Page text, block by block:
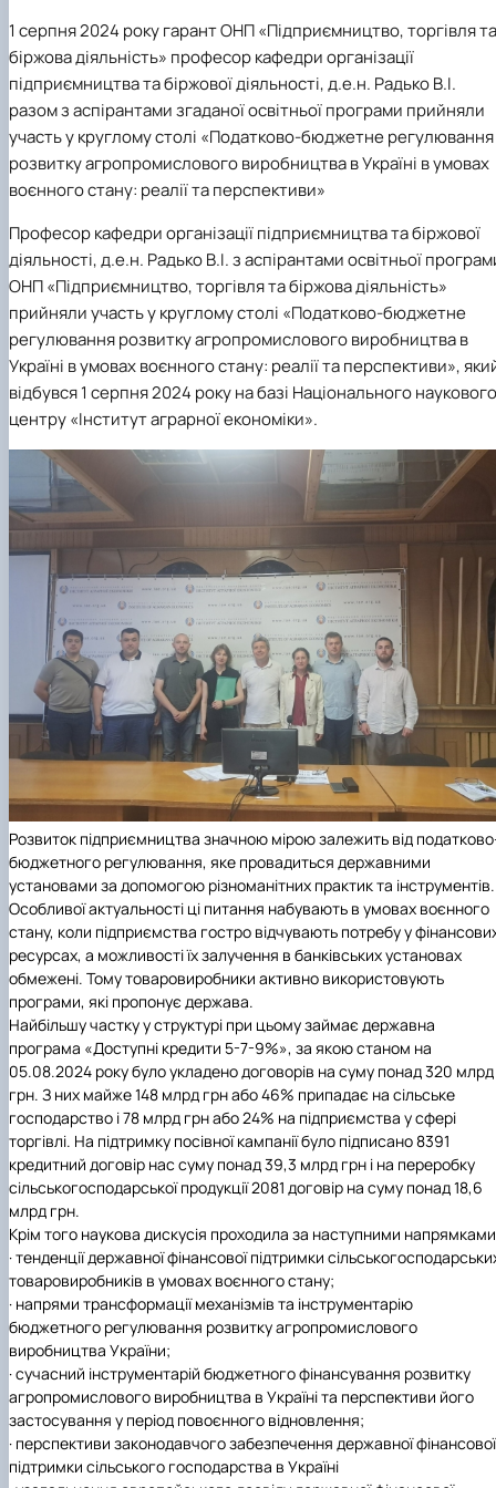
1 серпня 2024 року гарант ОНП «Підприємництво, торгівля та
біржова діяльність» професор кафедри організації
підприємництва та біржової діяльності, д.е.н. Радько В.І.
разом з аспірантами згаданої освітньої програми прийняли
участь у круглому столі «Податково-бюджетне регулювання
розвитку агропромислового виробництва в Україні в умовах
воєнного стану: реалії та перспективи»
Професор кафедри організації підприємництва та біржової
діяльності, д.е.н. Радько В.І. з аспірантами освітньої
ОНП «Підприємництво, торгівля та біржова діяльність»
прийняли участь у круглому столі «Податково-бюджетне
регулювання розвитку агропромислового виробництва в
Україні в умовах воєнного стану: реалії та перспективи»,
відбувся 1 серпня 2024 року на базі Національного наукового
центру «Інститут аграрної економіки».
Розвиток підприємництва значною мірою залежить від
бюджетного регулювання, яке провадиться державними
установами за допомогою різноманітних практик та інструментів.
Особливої актуальності ці питання набувають в умовах воєнного
стану, коли підприємства гостро відчувають потребу у
ресурсах, а можливості їх залучення в банківських установах
обмежені. Тому товаровиробники активно використовують
програми, які пропонує держава.
Найбільшу частку у структурі при цьому займає державна
програма «Доступні кредити 5-7-9%», за якою станом на
05.08.2024 року було укладено договорів на суму понад 320 млрд
грн. З них майже 148 млрд грн або 46% припадає на сільське
господарство і 78 млрд грн або 24% на підприємства у сфері
торгівлі. На підтримку посівної кампанії було підписано 8391
кредитний договір нас суму понад 39,3 млрд грн і на переробку
сільськогосподарської продукції 2081 договір на суму понад 18,6
млрд грн.
Крім того наукова дискусія проходила за наступними
·тенденції державної фінансової підтримки
товаровиробників в умовах воєнного стану;
· напрями трансформації механізмів та інструментарію
бюджетного регулювання розвитку агропромислового
виробництва України;
·сучасний інструментарій бюджетного фінансування розвитку
агропромислового виробництва в Україні та перспективи його
застосування у період повоєнного відновлення;
· перспективи законодавчого забезпечення державної фінансової
підтримки сільського господарства в Україні